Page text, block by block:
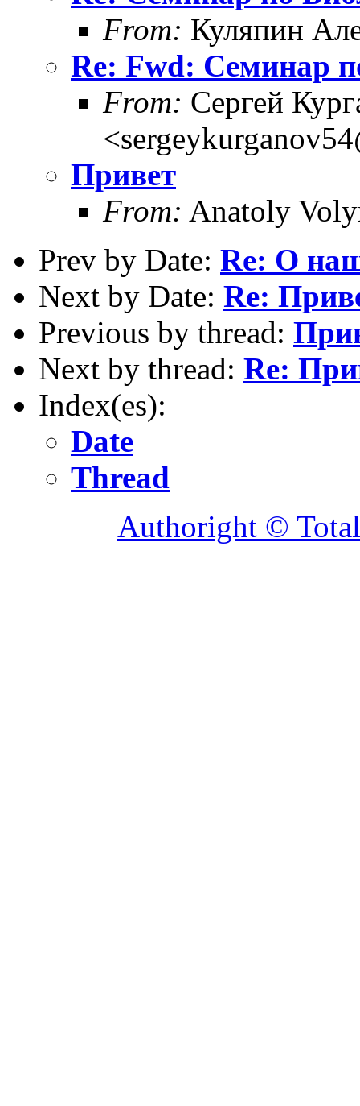
From: Куляпин
Re: Fwd: Семинар
From: Сергей
Привет
From: Anatoly
Prev by Date: Re: О
Next by Date: Re:
Previous by thread:
Next by thread: Re:
Index(es):
Date
Thread
Authoright ©